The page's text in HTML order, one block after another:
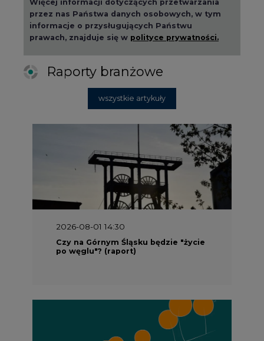
informacje o przysługujących Państwu
prawach, znajduje się w polityce prywatności.
Raporty branżowe
2026-08-01 14:30
Czy na Górnym Śląsku będzie "życie